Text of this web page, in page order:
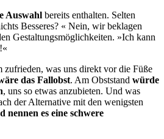
Auswahl bereits enthalten. Selten
Besseres? « Nein, wir beklagen
Gestaltungsmöglichkeiten. »Ich kann
zufrieden, was uns direkt vor die Füße
das Fallobst. Am Obststand würde
, uns so etwas anzubieten. Und was
der Alternative mit den wenigsten
nennen es eine schwere